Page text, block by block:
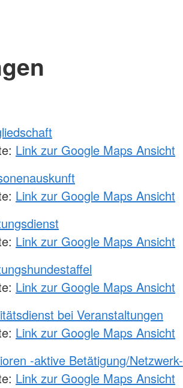
Link zur Google Maps Ansicht
Link zur Google Maps Ansicht
Link zur Google Maps Ansicht
Link zur Google Maps Ansicht
bei Veranstaltungen
Link zur Google Maps Ansicht
-aktive Betätigung/Netzwerk-
Link zur Google Maps Ansicht